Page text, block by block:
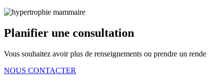
Planifier une consultation
Vous souhaitez avoir plus de renseignements ou prendre un rende
NOUS CONTACTER